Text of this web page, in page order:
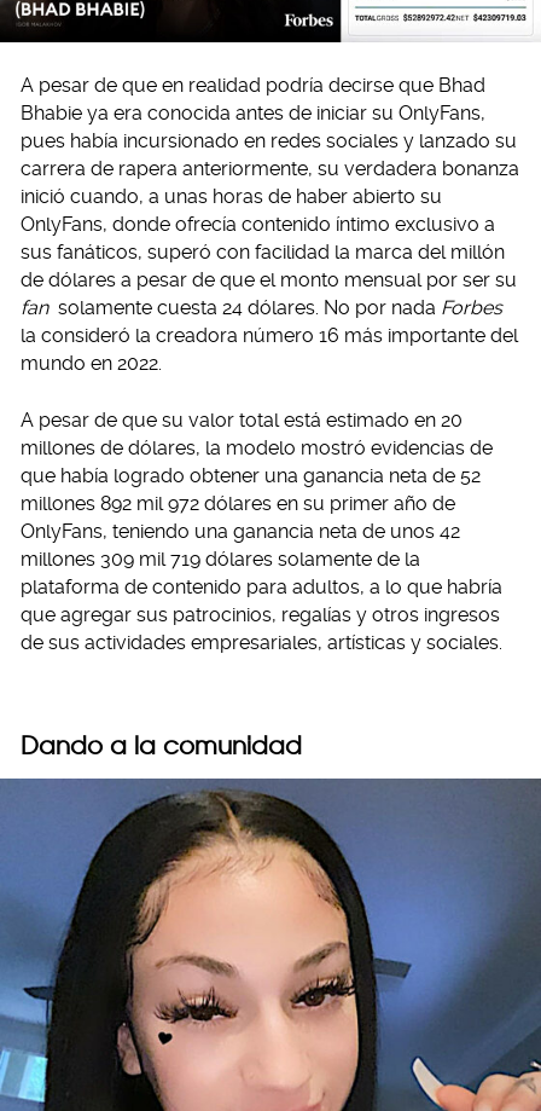
A pesar de que en realidad podría decirse que Bhad
Bhabie ya era conocida antes de iniciar su OnlyFans,
pues había incursionado en redes sociales y lanzado su
carrera de rapera anteriormente, su verdadera bonanza
inició cuando, a unas horas de haber abierto su
OnlyFans, donde ofrecía contenido íntimo exclusivo a
sus fanáticos, superó con facilidad la marca del millón
de dólares a pesar de que el monto mensual por ser su
fan solamente cuesta 24 dólares. No por nada Forbes
la consideró la creadora número 16 más importante del
mundo en 2022.
A pesar de que su valor total está estimado en 20
millones de dólares, la modelo mostró evidencias de
que había logrado obtener una ganancia neta de 52
millones 892 mil 972 dólares en su primer año de
OnlyFans, teniendo una ganancia neta de unos 42
millones 309 mil 719 dólares solamente de la
plataforma de contenido para adultos, a lo que habría
que agregar sus patrocinios, regalías y otros ingresos
de sus actividades empresariales, artísticas y sociales.
Dando a la comunidad